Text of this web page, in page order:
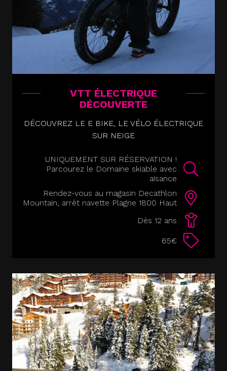
VTT ÉLECTRIQUE
DÉCOUVERTE
DÉCOUVREZ LE E BIKE, LE VÉLO ÉLECTRIQUE
SUR NEIGE
UNIQUEMENT SUR RÉSERVATION !
Parcourez le Domaine skiable avec
aisance
Rendez-vous au magasin Decathlon
Mountain, arrêt navette Plagne 1800 Haut
Dès 12 ans
65€